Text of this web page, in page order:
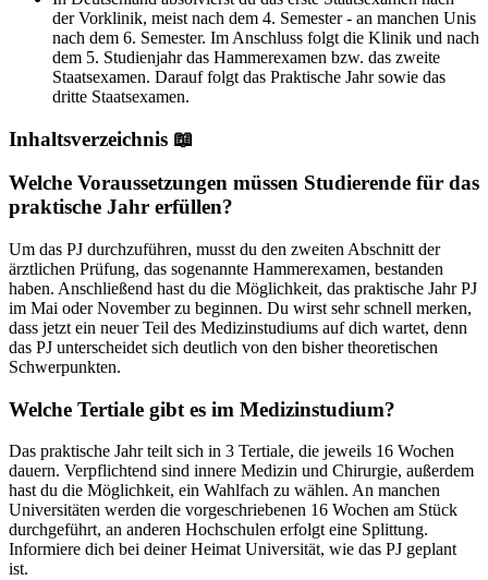
der Vorklinik, meist nach dem 4. Semester - an manchen Unis
nach dem 6. Semester. Im Anschluss folgt die Klinik und nach
dem 5. Studienjahr das Hammerexamen bzw. das zweite
Staatsexamen. Darauf folgt das Praktische Jahr sowie das
dritte Staatsexamen.
Inhaltsverzeichnis 📖
Welche Voraussetzungen müssen Studierende für das
praktische Jahr erfüllen?
Um das PJ durchzuführen, musst du den zweiten Abschnitt der
ärztlichen Prüfung, das sogenannte Hammerexamen, bestanden
haben. Anschließend hast du die Möglichkeit, das praktische Jahr PJ
im Mai oder November zu beginnen. Du wirst sehr schnell merken,
dass jetzt ein neuer Teil des Medizinstudiums auf dich wartet, denn
das PJ unterscheidet sich deutlich von den bisher theoretischen
Schwerpunkten.
Welche Tertiale gibt es im Medizinstudium?
Das praktische Jahr teilt sich in 3 Tertiale, die jeweils 16 Wochen
dauern. Verpflichtend sind innere Medizin und Chirurgie, außerdem
hast du die Möglichkeit, ein Wahlfach zu wählen. An manchen
Universitäten werden die vorgeschriebenen 16 Wochen am Stück
durchgeführt, an anderen Hochschulen erfolgt eine Splittung.
Informiere dich bei deiner Heimat Universität, wie das PJ geplant
ist.